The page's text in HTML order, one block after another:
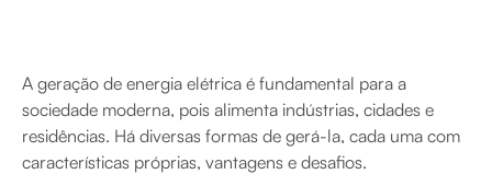
A geração de energia elétrica é fundamental para a
sociedade moderna, pois alimenta indústrias, cidades e
residências. Há diversas formas de gerá-la, cada uma com
características próprias, vantagens e desafios.